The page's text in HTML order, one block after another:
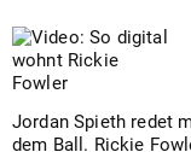
Jordan Spieth redet
dem Ball. Rickie